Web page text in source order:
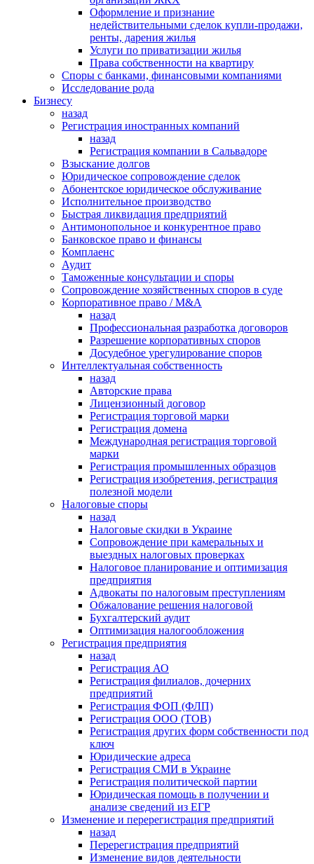
Оформление и признание
недействительными сделок купли-продажи,
ренты, дарения жилья
Услуги по приватизации жилья
Права собственности на квартиру
Cпоры с банками, финансовыми компаниями
Исследование рода
Бизнесу
назад
Регистрация иностранных компаний
назад
Регистрация компании в Сальвадоре
Взыскание долгов
Юридическое сопровождение сделок
Абонентское юридическое обслуживание
Исполнительное производство
Быстрая ликвидация предприятий
Антимонопольное и конкурентное право
Банковское право и финансы
Комплаенс
Аудит
Таможенные консультации и споры
Сопровождение хозяйственных споров в суде
Корпоративное право / M&A
назад
Профессиональная разработка договоров
Разрешение корпоративных споров
Досудебное урегулирование споров
Интеллектуальная собственность
назад
Авторские права
Лицензионный договор
Регистрация торговой марки
Регистрация домена
Международная регистрация торговой
марки
Регистрация промышленных образцов
Регистрация изобретения, регистрация
полезной модели
Налоговые споры
назад
Налоговые скидки в Украине
Сопровождение при камеральных и
выездных налоговых проверках
Налоговое планирование и оптимизация
предприятия
Адвокаты по налоговым преступлениям
Обжалование решения налоговой
Бухгалтерский аудит
Оптимизация налогообложения
Регистрация предприятия
назад
Регистрация АО
Регистрация филиалов, дочерних
предприятий
Регистрация ФОП (ФЛП)
Регистрация ООО (ТОВ)
Регистрация других форм собственности под
ключ
Юридические адреса
Регистрация СМИ в Украине
Регистрация политической партии
Юридическая помощь в получении и
анализе сведений из ЕГР
Изменение и перерегистрация предприятий
назад
Перерегистрация предприятий
Изменение видов деятельности